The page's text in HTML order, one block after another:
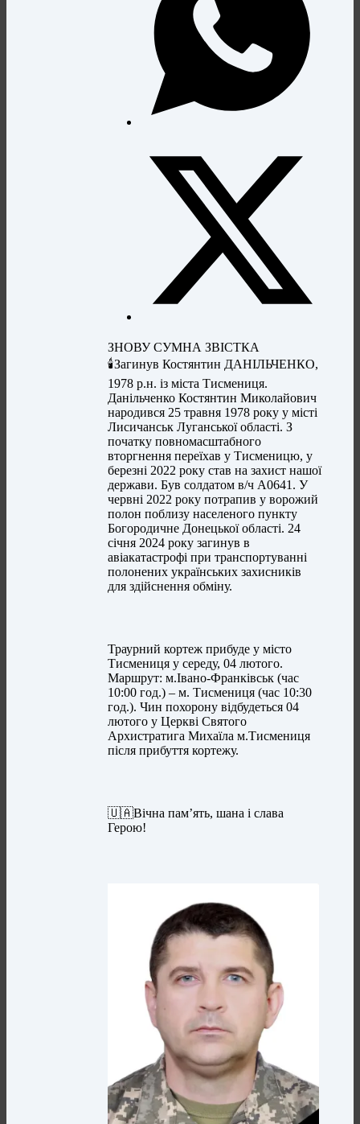
ЗНОВУ СУМНА ЗВІСТКА
🕯️Загинув Костянтин ДАНІЛЬЧЕНКО,
1978 р.н. із міста Тисмениця.
Данільченко Костянтин Миколайович
народився 25 травня 1978 року у місті
Лисичанськ Луганської області. З
початку повномасштабного
вторгнення переїхав у Тисменицю, у
березні 2022 року став на захист нашої
держави. Був солдатом в/ч А0641. У
червні 2022 року потрапив у ворожий
полон поблизу населеного пункту
Богородичне Донецької області. 24
січня 2024 року загинув в
авіакатастрофі при транспортуванні
полонених українських захисників
для здійснення обміну.
Траурний кортеж прибуде у місто
Тисмениця у середу, 04 лютого.
Маршрут: м.Івано-Франківськ (час
10:00 год.) – м. Тисмениця (час 10:30
год.). Чин похорону відбудеться 04
лютого у Церкві Святого
Архистратига Михаїла м.Тисмениця
після прибуття кортежу.
🇺🇦Вічна пам’ять, шана і слава
Герою!